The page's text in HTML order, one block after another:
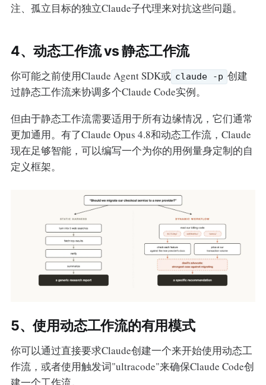
注、孤立目标的独立Claude子代理来对抗这些问题。
4、动态工作流 vs 静态工作流
你可能之前使用Claude Agent SDK或 claude -p 创建
过静态工作流来协调多个Claude Code实例。
但由于静态工作流需要适用于所有边缘情况，它们通常
更加通用。有了Claude Opus 4.8和动态工作流，Claude
现在足够智能，可以编写一个为你的用例量身定制的自
定义框架。
5、使用动态工作流的有用模式
你可以通过直接要求Claude创建一个来开始使用动态工
作流，或者使用触发词"ultracode"来确保Claude Code创